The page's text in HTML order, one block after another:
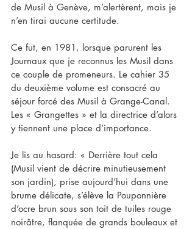
de Musil à Genève, m’alertèrent, mais je
n’en tirai aucune certitude.
Ce fut, en 1981, lorsque parurent les
Journaux que je reconnus les Musil dans
ce couple de promeneurs. Le cahier 35
du deuxième volume est consacré au
séjour forcé des Musil à Grange-Canal.
Les « Grangettes » et la directrice d’alors
y tiennent une place d’importance.
Je lis au hasard: « Derrière tout cela
(Musil vient de décrire minutieusement
son jardin), prise aujourd’hui dans une
brume délicate, s’élève la Pouponnière
d’ocre brun sous son toit de tuiles rouge
noirâtre, flanquée de grands bouleaux et